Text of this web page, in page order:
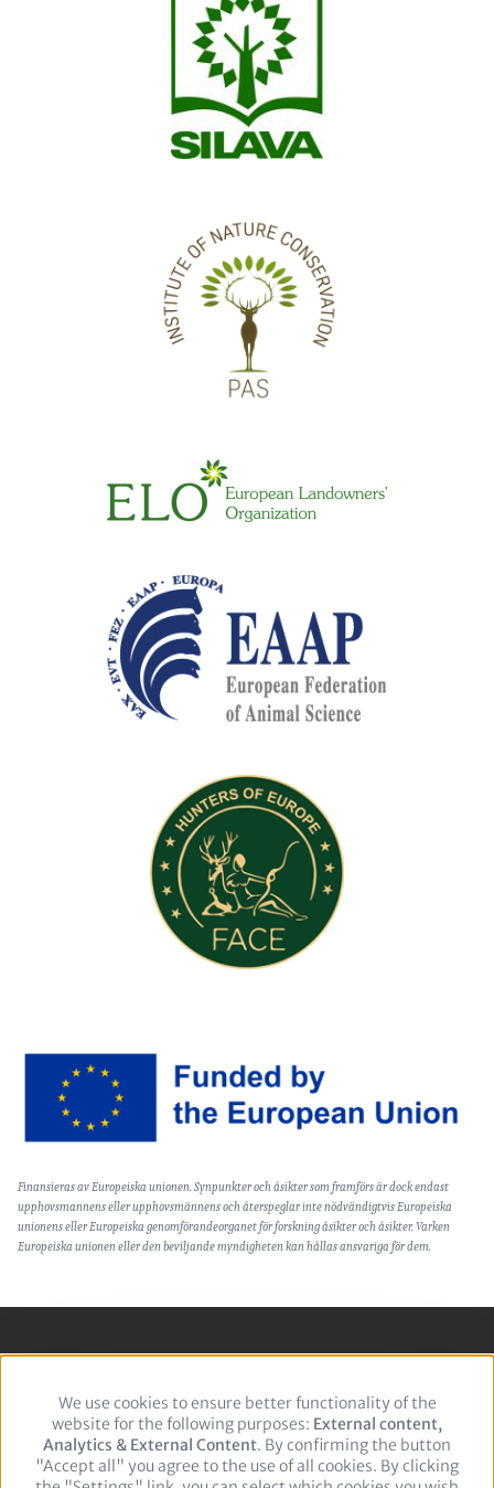
Image
Text
(optional)
Finansieras av Europeiska unionen. Synpunkter och åsikter som framförs är dock endast
upphovsmannens eller upphovsmännens och återspeglar inte nödvändigtvis Europeiska
unionens eller Europeiska genomförandeorganet för forskning åsikter och åsikter. Varken
Europeiska unionen eller den beviljande myndigheten kan hållas ansvariga för dem.
Juridisk information
Use
of
personal
data
We use cookies to ensure better functionality of the
website for the following purposes: External content,
Analytics & External Content. By confirming the button
"Accept all" you agree to the use of all cookies. By clicking